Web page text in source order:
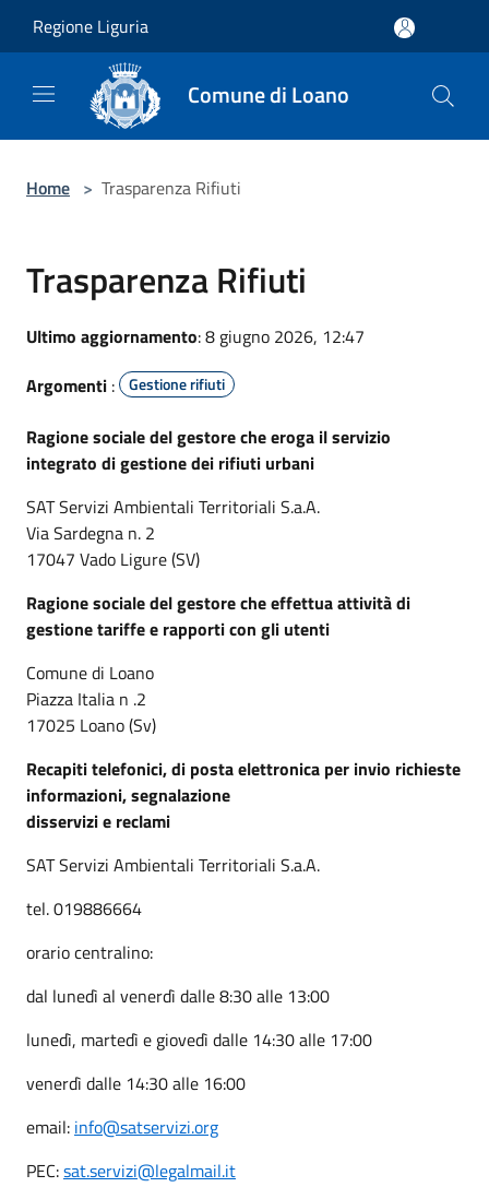
Regione Liguria
Comune di Loano
Home > Trasparenza Rifiuti
Trasparenza Rifiuti
Ultimo aggiornamento: 8 giugno 2026, 12:47
Argomenti : Gestione rifiuti
Ragione sociale del gestore che eroga il servizio
integrato di gestione dei rifiuti urbani
SAT Servizi Ambientali Territoriali S.a.A.
Via Sardegna n. 2
17047 Vado Ligure (SV)
Ragione sociale del gestore che effettua attività di
gestione tariffe e rapporti con gli utenti
Comune di Loano
Piazza Italia n .2
17025 Loano (Sv)
Recapiti telefonici, di posta elettronica per invio richieste
informazioni, segnalazione
disservizi e reclami
SAT Servizi Ambientali Territoriali S.a.A.
tel. 019886664
orario centralino:
dal lunedì al venerdì dalle 8:30 alle 13:00
lunedì, martedì e giovedì dalle 14:30 alle 17:00
venerdì dalle 14:30 alle 16:00
email: info@satservizi.org
PEC:sat.servizi@legalmail.it